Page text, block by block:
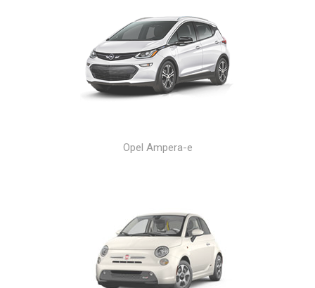
Opel Ampera-e